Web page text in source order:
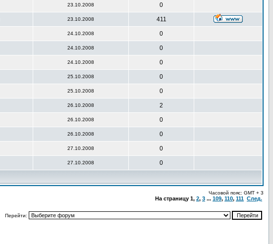
23.10.2008 0
23.10.2008 411
24.10.2008 0
24.10.2008 0
24.10.2008 0
25.10.2008 0
25.10.2008 0
26.10.2008 2
26.10.2008 0
26.10.2008 0
27.10.2008 0
27.10.2008 0
Часовой пояс: GMT + 3
На страницу 1, 2, 3 ... 109, 110, 111 След.
Перейти: